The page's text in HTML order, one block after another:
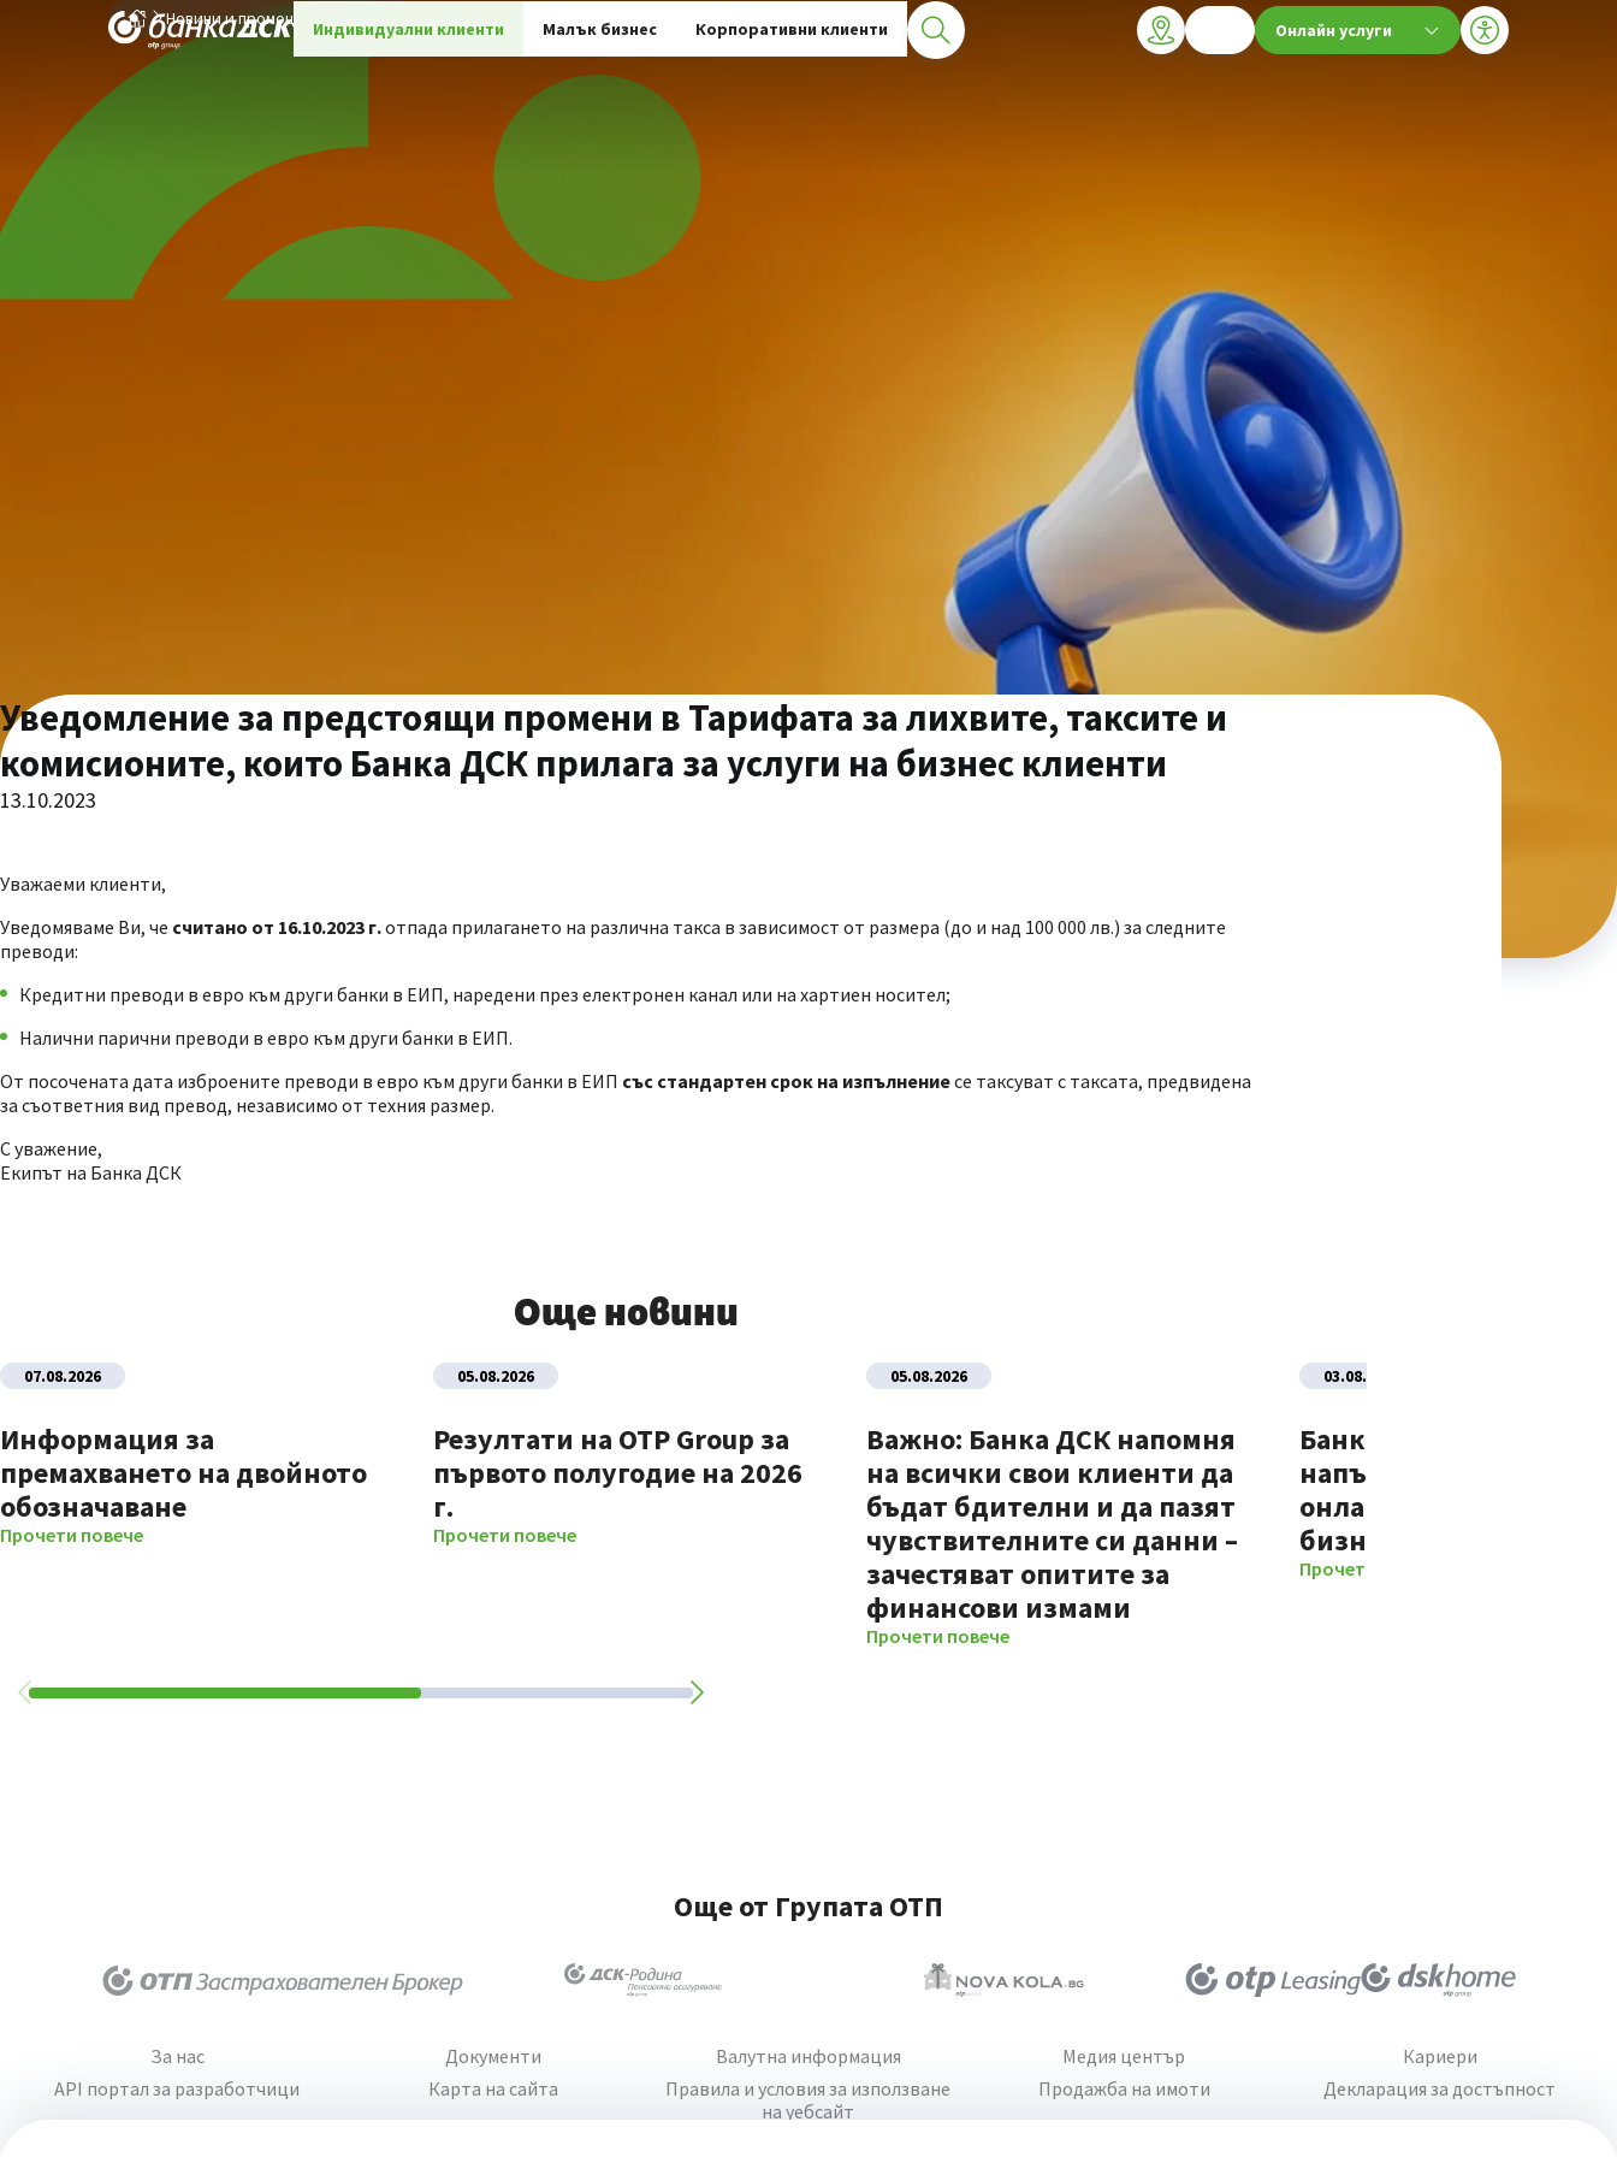
Индивидуални клиенти Малък бизнес Корпоративни клиенти Онлайн услуги
Новини и промоции
Уведомление за предстоящи промени в Тарифата за лихвите, таксите и
комисионите, които Банка ДСК прилага за услуги на бизнес клиенти
13.10.2023
Уважаеми клиенти,
Уведомяваме Ви, че считано от 16.10.2023 г.отпада прилагането на различна такса в зависимост от размера (до и над 100 000 лв.) за следните
преводи:
Кредитни преводи в евро към други банки в ЕИП, наредени през електронен канал или на хартиен носител;
Налични парични преводи в евро към други банки в ЕИП.
От посочената дата изброените преводи в евро към други банки в ЕИП със стандартен срок на изпълнениесе таксуват с таксата, предвидена
за съответния вид превод, независимо от техния размер.
С уважение,
Екипът на Банка ДСК
Още новини
07.08.2026
Информация за
премахването на двойното
обозначаване
Прочети повече
05.08.2026
Резултати на OTP Group за
първото полугодие на 2026
г.
Прочети повече
05.08.2026
Важно: Банка ДСК напомня
на всички свои клиенти да
бъдат бдителни и да пазят
чувствителните си данни –
зачестяват опитите за
финансови измами
Прочети повече
03.08.2026
Банка ДСК стартира
напълно
онлайн процес за нови
бизнес клиенти
Прочети повече
Още от Групата ОТП
За нас
API портал за разработчици
Документи
Карта на сайта
Валутна информация
Правила и условия за използване
на уебсайт
Медия център
Продажба на имоти
Кариери
Декларация за достъпност